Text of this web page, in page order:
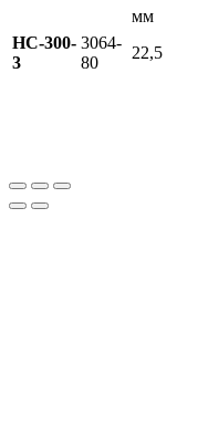
мм
НС-300-
3
3064-
80
22,5